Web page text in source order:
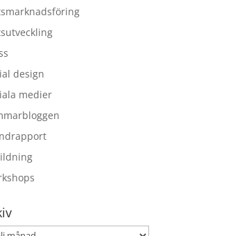
design
medier